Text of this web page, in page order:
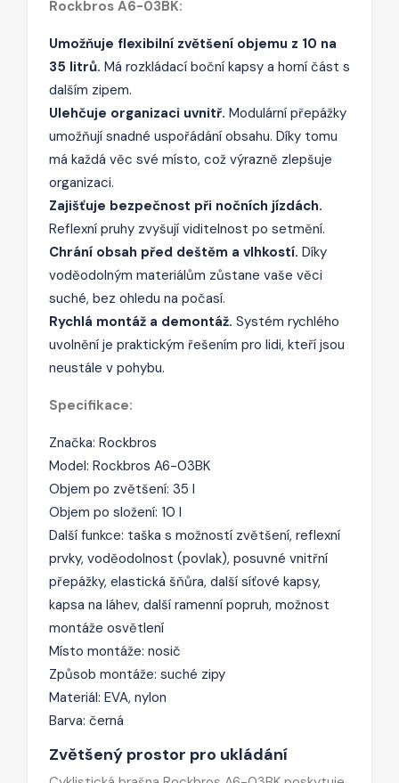
Rockbros A6-03BK:
Umožňuje flexibilní zvětšení objemu z 10 na
35 litrů. Má rozkládací boční kapsy a horní část s
dalším zipem.
Ulehčuje organizaci uvnitř. Modulární přepážky
umožňují snadné uspořádání obsahu. Díky tomu
má každá věc své místo, což výrazně zlepšuje
organizaci.
Zajišťuje bezpečnost při nočních jízdách.
Reflexní pruhy zvyšují viditelnost po setmění.
Chrání obsah před deštěm a vlhkostí. Díky
voděodolným materiálům zůstane vaše věci
suché, bez ohledu na počasí.
Rychlá montáž a demontáž. Systém rychlého
uvolnění je praktickým řešením pro lidi, kteří jsou
neustále v pohybu.
Specifikace:
Značka: Rockbros
Model: Rockbros A6-03BK
Objem po zvětšení: 35 l
Objem po složení: 10 l
Další funkce: taška s možností zvětšení, reflexní
prvky, voděodolnost (povlak), posuvné vnitřní
přepážky, elastická šňůra, další síťové kapsy,
kapsa na láhev, další ramenní popruh, možnost
montáže osvětlení
Místo montáže: nosič
Způsob montáže: suché zipy
Materiál: EVA, nylon
Barva: černá
Zvětšený prostor pro ukládání